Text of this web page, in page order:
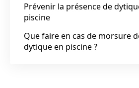
Prévenir la présence de
piscine
Que faire en cas de morsure
dytique en piscine ?